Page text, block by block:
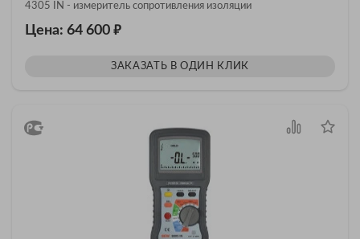
4305 IN - измеритель сопротивления изоляции
Цена: 64 600 ₽
ЗАКАЗАТЬ В ОДИН КЛИК